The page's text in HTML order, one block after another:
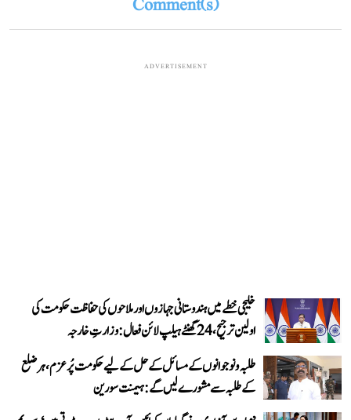
Comment(s)
ADVERTISEMENT
خلیجی خطے میں ہندوستانی جہازوں اور ملاحوں کی حفاظت حکومت کی
اولین ترجیح، 24 گھنٹے ہیلپ لائن فعال: وزارتِ خارجہ
طلبہ و نوجوانوں کے مسائل کے حل کے لیے حکومت پُرعزم، ہر ضلع
کے طلبہ سے مشورے لیں گے: ہیمنت سورین